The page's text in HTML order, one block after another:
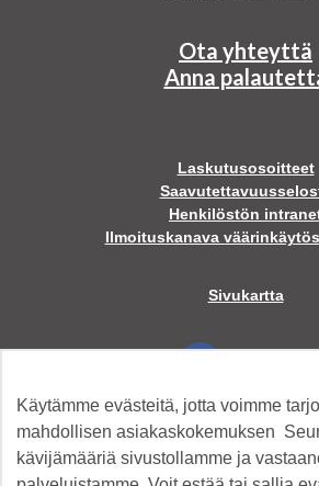
Ota yhteyttä
Anna
Laskutusosoitteet
Henkilöstön
Ilmoituskanava
Sivukartta
Twitter
Käytämme evästeitä, jotta voimme
mahdollisen asiakaskokemuksen
kävijämääriä sivustollamme ja